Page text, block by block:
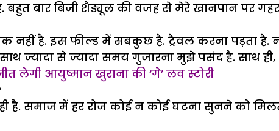
बहुत बार बिजी शैड्यूल की वजह से मेरे खानपान पर
है. इस फील्ड में सबकुछ है. ट्रैवल करना पड़ता है.
ज्यादा से ज्यादा समय गुजारना मुझे पसंद है. साथ
लेगी आयुष्मान खुराना की ‘गे’ लव स्टोरी
में हर रोज कोई न कोई घटना सुनने को मिलती